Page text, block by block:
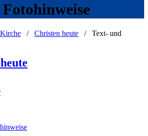
/ Christen heute / Text- und